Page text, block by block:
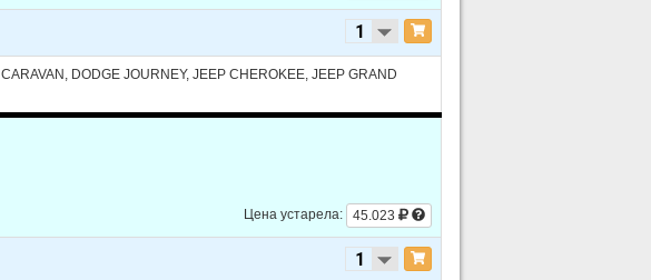
2014 V6 3.2L - SOHC
V6 3.0L DIESEL - Turbocharged
DODGE JOURNEY, JEEP CHEROKEE, JEEP GRAND
Цена устарела:
45.023